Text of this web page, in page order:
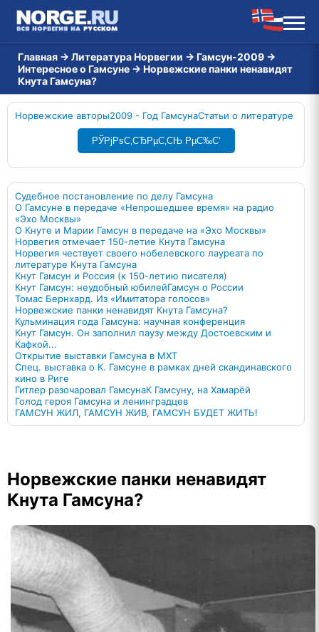
Главная → Литература Норвегии → Гамсун-2009 →
Интересное о Гамсуне → Норвежские панки ненавидят
Кнута Гамсуна?
Норвежские авторы2009 - Год ГамсунаСтатьи о литературе
РЎРјРѕС‚СЂРµС‚СЊ РµС‰С‘
Судебное постановление по делу Гамсуна
О Гамсуне в передаче «Непрошедшее время» на радио
«Эхо Москвы»
О Кнуте и Марии Гамсун в передаче на «Эхо Москвы»
Норвегия отмечает 150-летие Кнута Гамсуна
Норвегия чествует своего нобелевского лауреата по
литературе Кнута Гамсуна
Кнут Гамсун и Россия (к 150-летию писателя)
Кнут Гамсун: неудобный юбилейГамсун о России
Томас Бернхард. Из «Имитатора голосов»
Норвежские панки ненавидят Кнута Гамсуна?
Кульминация года Гамсуна: научная конференция
Кнут Гамсун. Он заполнил паузу между Достоевским и
Кафкой...
Открытие выставки Гамсуна в МХТ
Спец. выставка о К. Гамсуне в рамках дней скандинавского
кино в Риге
Гитлер разочаровал ГамсунаК Гамсуну, на Хамарёй
Голод героя Гамсуна и ленинградцев
ГАМСУН ЖИЛ, ГАМСУН ЖИВ, ГАМСУН БУДЕТ ЖИТЬ!
Норвежские панки ненавидят
Кнута Гамсуна?